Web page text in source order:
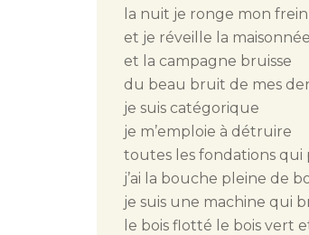
la nuit je ronge mon frein
et je réveille la
et la campagne bruisse
du beau bruit de mes
je suis catégorique
je m’emploie à détruire
toutes les fondations qui
j’ai la bouche pleine de
je suis une machine qui
le bois flotté le bois vert